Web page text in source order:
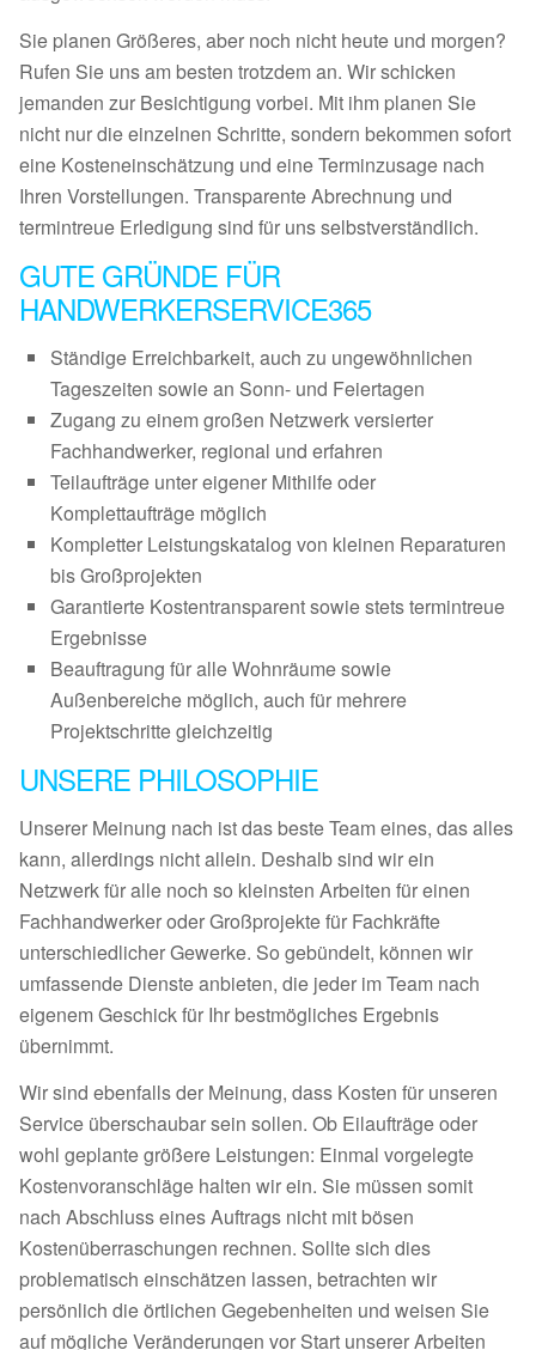
Sie planen Größeres, aber noch nicht heute und morgen?
Rufen Sie uns am besten trotzdem an. Wir schicken
jemanden zur Besichtigung vorbei. Mit ihm planen Sie
nicht nur die einzelnen Schritte, sondern bekommen sofort
eine Kosteneinschätzung und eine Terminzusage nach
Ihren Vorstellungen. Transparente Abrechnung und
termintreue Erledigung sind für uns selbstverständlich.
GUTE GRÜNDE FÜR
HANDWERKERSERVICE365
Ständige Erreichbarkeit, auch zu ungewöhnlichen
Tageszeiten sowie an Sonn- und Feiertagen
Zugang zu einem großen Netzwerk versierter
Fachhandwerker, regional und erfahren
Teilaufträge unter eigener Mithilfe oder
Komplettaufträge möglich
Kompletter Leistungskatalog von kleinen Reparaturen
bis Großprojekten
Garantierte Kostentransparent sowie stets termintreue
Ergebnisse
Beauftragung für alle Wohnräume sowie
Außenbereiche möglich, auch für mehrere
Projektschritte gleichzeitig
UNSERE PHILOSOPHIE
Unserer Meinung nach ist das beste Team eines, das alles
kann, allerdings nicht allein. Deshalb sind wir ein
Netzwerk für alle noch so kleinsten Arbeiten für einen
Fachhandwerker oder Großprojekte für Fachkräfte
unterschiedlicher Gewerke. So gebündelt, können wir
umfassende Dienste anbieten, die jeder im Team nach
eigenem Geschick für Ihr bestmögliches Ergebnis
übernimmt.
Wir sind ebenfalls der Meinung, dass Kosten für unseren
Service überschaubar sein sollen. Ob Eilaufträge oder
wohl geplante größere Leistungen: Einmal vorgelegte
Kostenvoranschläge halten wir ein. Sie müssen somit
nach Abschluss eines Auftrags nicht mit bösen
Kostenüberraschungen rechnen. Sollte sich dies
problematisch einschätzen lassen, betrachten wir
persönlich die örtlichen Gegebenheiten und weisen Sie
auf mögliche Veränderungen vor Start unserer Arbeiten